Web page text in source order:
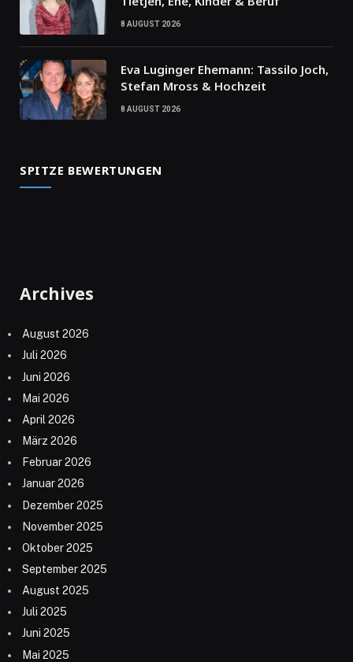
8 AUGUST 2026
Eva Luginger Ehemann: Tassilo Joch,
Stefan Mross & Hochzeit
8 AUGUST 2026
SPITZE BEWERTUNGEN
Archives
August 2026
Juli 2026
Juni 2026
Mai 2026
April 2026
März 2026
Februar 2026
Januar 2026
Dezember 2025
November 2025
Oktober 2025
September 2025
August 2025
Juli 2025
Juni 2025
Mai 2025